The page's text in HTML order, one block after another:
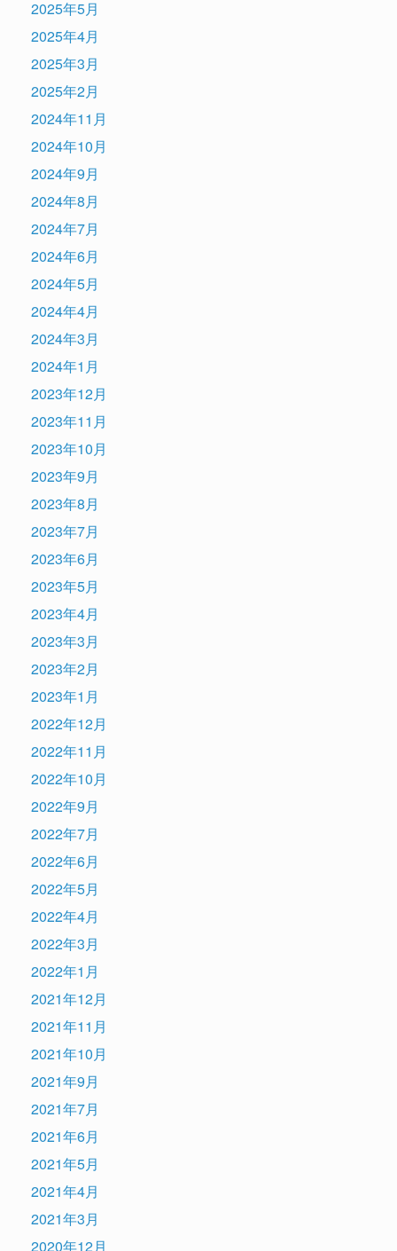
2025年5月
2025年4月
2025年3月
2025年2月
2024年11月
2024年10月
2024年9月
2024年8月
2024年7月
2024年6月
2024年5月
2024年4月
2024年3月
2024年1月
2023年12月
2023年11月
2023年10月
2023年9月
2023年8月
2023年7月
2023年6月
2023年5月
2023年4月
2023年3月
2023年2月
2023年1月
2022年12月
2022年11月
2022年10月
2022年9月
2022年7月
2022年6月
2022年5月
2022年4月
2022年3月
2022年1月
2021年12月
2021年11月
2021年10月
2021年9月
2021年7月
2021年6月
2021年5月
2021年4月
2021年3月
2020年12月